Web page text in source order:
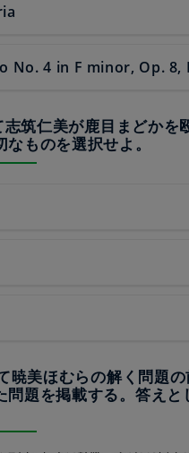
No. 4 in F minor, Op. 8,
筑仁美が鹿目まどかを
なものを選択せよ。
暁美ほむらの解く問題
問題を掲載する。答えと